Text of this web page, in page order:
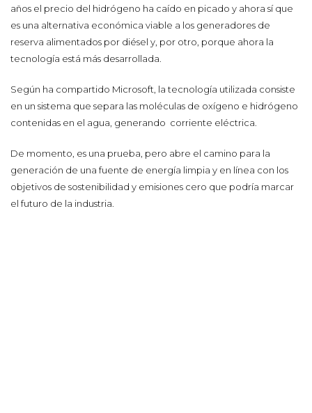
años el precio del hidrógeno ha caído en picado y ahora sí que
es una alternativa económica viable a los generadores de
reserva alimentados por diésel y, por otro, porque ahora la
tecnología está más desarrollada.
Según ha compartido Microsoft, la tecnología utilizada consiste
en un sistema que separa las moléculas de oxígeno e hidrógeno
contenidas en el agua, generando corriente eléctrica.
De momento, es una prueba, pero abre el camino para la
generación de una fuente de energía limpia y en línea con los
objetivos de sostenibilidad y emisiones cero que podría marcar
el futuro de la industria.